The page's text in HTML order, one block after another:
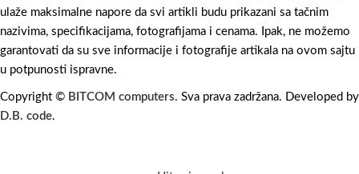
ulaže maksimalne napore da svi artikli budu prikazani sa tačnim
nazivima, specifikacijama, fotografijama i cenama. Ipak, ne možemo
garantovati da su sve informacije i fotografije artikala na ovom sajtu
u potpunosti ispravne.
Copyright © BITCOM computers. Sva prava zadržana. Developed by
D.B. code.